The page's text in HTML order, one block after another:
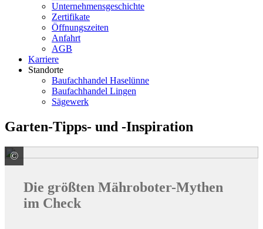
Unternehmensgeschichte
Zertifikate
Öffnungszeiten
Anfahrt
AGB
Karriere
Standorte
Baufachhandel Haselünne
Baufachhandel Lingen
Sägewerk
Garten-Tipps- und -Inspiration
© GARDENA Deutschland GmbH
Die größten Mähroboter-Mythen
im Check